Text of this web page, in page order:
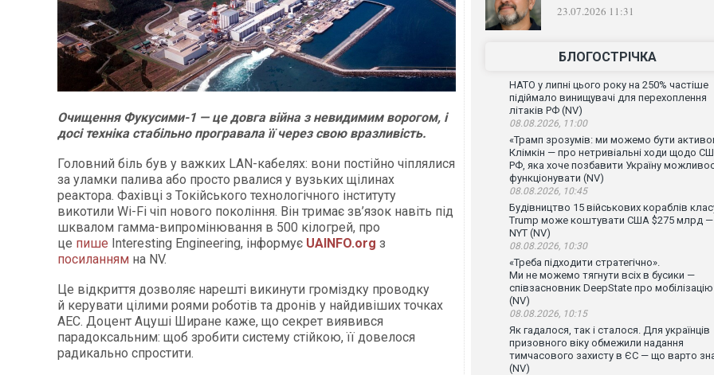
Очищення Фукусими-1 — це довга війна з невидимим ворогом, і
досі техніка стабільно програвала її через свою вразливість.
Головний біль був у важких LAN-кабелях: вони постійно чіплялися
за уламки палива або просто рвалися у вузьких щілинах
реактора. Фахівці з Токійського технологічного інституту
викотили Wi-Fi чіп нового покоління. Він тримає зв’язок навіть під
шквалом гамма-випромінювання в 500 кілогрей, про
це пише Іnteresting Еngineering, інформує UAINFO.org з
посиланням на NV.
Це відкриття дозволяє нарешті викинути громіздку проводку
й керувати цілими роями роботів та дронів у найдивіших точках
АЕС. Доцент Ацуші Ширане каже, що секрет виявився
парадоксальним: щоб зробити систему стійкою, її довелося
радикально спростити.
23.07.2026 11:31
БЛОГОСТРІЧКА
НАТО у липні цього року на 250% частіше
підіймало винищувачі для перехоплення
літаків РФ (NV)
08.08.2026, 11:00
«Трамп зрозумів: ми можемо бути
Клімкін — про нетривіальні ходи щодо
РФ, яка хоче позбавити Україну
функціонувати (NV)
08.08.2026, 10:45
Будівництво 15 військових кораблів
Trump може коштувати США $275 млрд —
NYT (NV)
08.08.2026, 10:30
«Треба підходити стратегічно».
Ми не можемо тягнути всіх в бусики —
співзасновник DeepState про мобілізацію
(NV)
08.08.2026, 10:15
Як гадалося, так і сталося. Для українців
призовного віку обмежили надання
тимчасового захисту в ЄС — що варто
(NV)